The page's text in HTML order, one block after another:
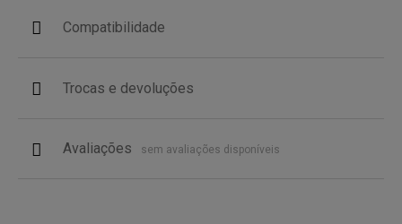
Compatibilidade
Trocas e devoluções
Avaliações sem avaliações disponíveis